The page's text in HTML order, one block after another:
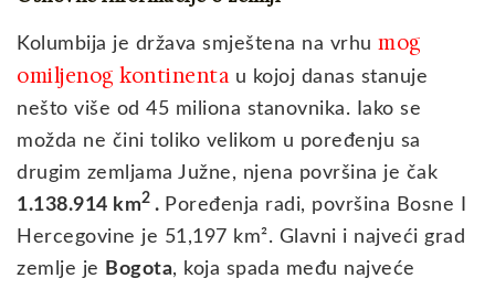
Kolumbija je država smještena na vrhu mog
omiljenog kontinentau kojoj danas stanuje
nešto više od 45 miliona stanovnika. Iako se
možda ne čini toliko velikom u poređenju sa
drugim zemljama Južne, njena površina je čak
1.138.914 km2 . Poređenja radi, površina Bosne I
Hercegovine je 51,197 km². Glavni i najveći grad
zemlje je Bogota, koja spada među najveće